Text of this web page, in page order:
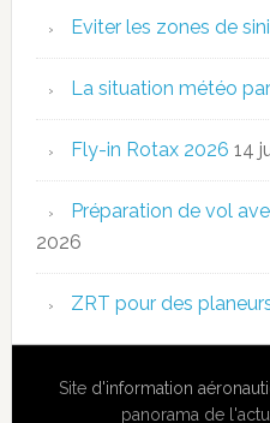
Eviter les zones de
La situation météo
Fly-in Rotax 2026 14
Préparation de vol
2026
ZRT pour des
Site d'information
panorama de